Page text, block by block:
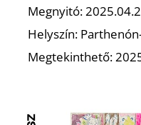
Megnyitó:
Helyszín:
Megtekinthető: